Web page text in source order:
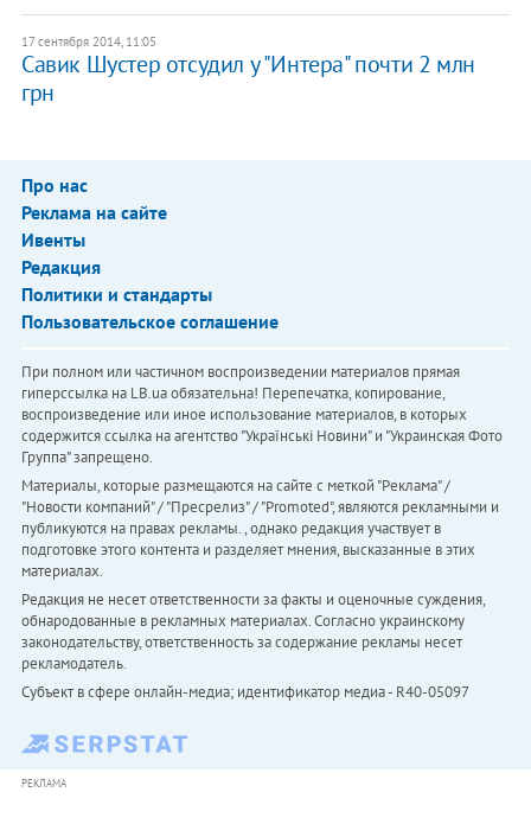
17 сентября 2014, 11:05
Савик Шустер отсудил у "Интера" почти 2 млн
грн
Про нас
Реклама на сайте
Ивенты
Редакция
Политики и стандарты
Пользовательское соглашение
При полном или частичном воспроизведении материалов прямая
гиперссылка на LB.ua обязательна! Перепечатка, копирование,
воспроизведение или иное использование материалов, в которых
содержится ссылка на агентство "Українськi Новини" и "Украинская Фото
Группа" запрещено.
Материалы, которые размещаются на сайте с меткой "Реклама" /
"Новости компаний" / "Пресрелиз" / "Promoted", являются рекламными и
публикуются на правах рекламы. , однако редакция участвует в
подготовке этого контента и разделяет мнения, высказанные в этих
материалах.
Редакция не несет ответственности за факты и оценочные суждения,
обнародованные в рекламных материалах. Согласно украинскому
законодательству, ответственность за содержание рекламы несет
рекламодатель.
Субъект в сфере онлайн-медиа; идентификатор медиа - R40-05097
РЕКЛАМА